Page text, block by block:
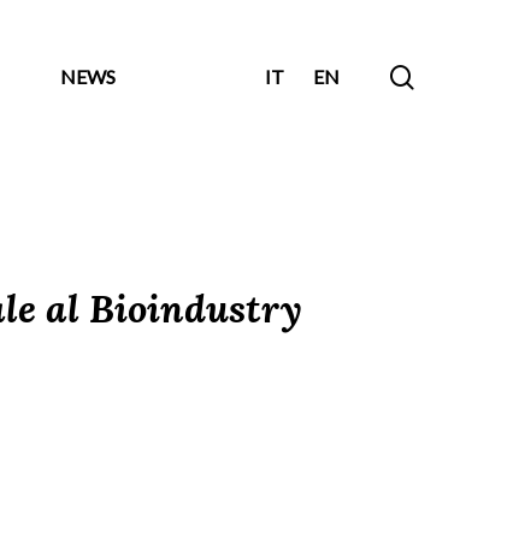
NEWS IT EN
al Bioindustry